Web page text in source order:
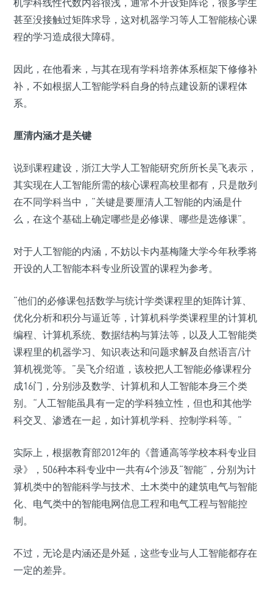
甚至没接触过矩阵求导，这对机器学习等人工智能核心课
程的学习造成很大障碍。
因此，在他看来，与其在现有学科培养体系框架下修修补
补，不如根据人工智能学科自身的特点建设新的课程体
系。
厘清内涵才是关键
说到课程建设，浙江大学人工智能研究所所长吴飞表示，
其实现在人工智能所需的核心课程高校里都有，只是散列
在不同学科当中，“关键是要厘清人工智能的内涵是什
么，在这个基础上确定哪些是必修课、哪些是选修课”。
对于人工智能的内涵，不妨以卡内基梅隆大学今年秋季将
开设的人工智能本科专业所设置的课程为参考。
“他们的必修课包括数学与统计学类课程里的矩阵计算、
优化分析和积分与逼近等，计算机科学类课程里的计算机
编程、计算机系统、数据结构与算法等，以及人工智能类
课程里的机器学习、知识表达和问题求解及自然语言/计
算机视觉等。”吴飞介绍道，该校把人工智能必修课程分
成16门，分别涉及数学、计算机和人工智能本身三个类
别。“人工智能虽具有一定的学科独立性，但也和其他学
科交叉、渗透在一起，如计算机学科、控制学科等。”
实际上，根据教育部2012年的《普通高等学校本科专业目
录》，506种本科专业中一共有4个涉及“智能”，分别为计
算机类中的智能科学与技术、土木类中的建筑电气与智能
化、电气类中的智能电网信息工程和电气工程与智能控
制。
不过，无论是内涵还是外延，这些专业与人工智能都存在
一定的差异。